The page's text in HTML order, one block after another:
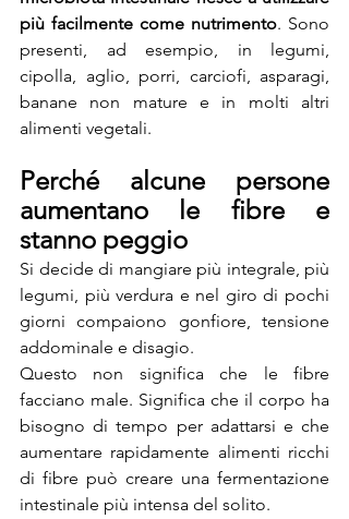
più facilmente come nutrimento. Sono
presenti, ad esempio, in legumi,
cipolla, aglio, porri, carciofi, asparagi,
banane non mature e in molti altri
alimenti vegetali.
Perché alcune persone
aumentano le fibre e
stanno peggio
Si decide di mangiare più integrale, più
legumi, più verdura e nel giro di pochi
giorni compaiono gonfiore, tensione
addominale e disagio.
Questo non significa che le fibre
facciano male. Significa che il corpo ha
bisogno di tempo per adattarsi e che
aumentare rapidamente alimenti ricchi
di fibre può creare una fermentazione
intestinale più intensa del solito.